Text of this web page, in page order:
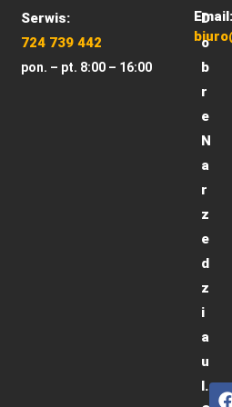
Serwis:
724 739 442
pon. – pt. 8:00 – 16:00
Email:
D
o
b
r
e
N
a
r
z
e
d
z
i
a
u
l.